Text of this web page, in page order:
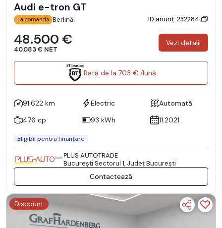
Audi e-tron GT
La comandă Berlină ID anunț: 232284
48.500 €
40.083 € NET
Vezi detalii
Rată de la 703 € /lună
91.622 km Electric
Automată
476 cp
93 kWh 11.2021
Eligibil pentru finanțare
PLUS AUTOTRADE
Bucureşti Sectorul 1, Județ București
Contactează
Discount